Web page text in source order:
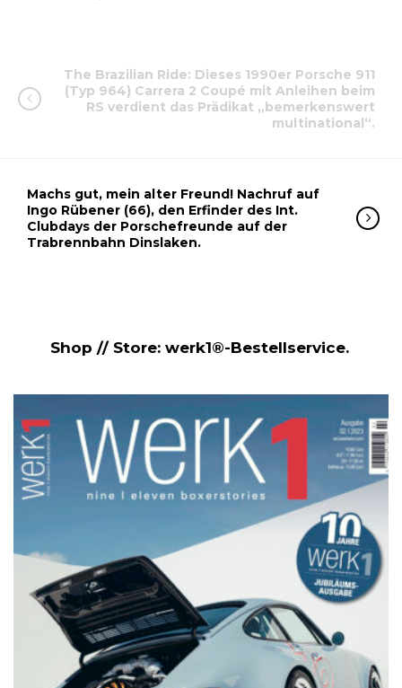
The Brazilian Ride: Dieses 1990er Porsche 911
(Typ 964) Carrera 2 Coupé mit Anleihen beim
RS verdient das Prädikat „bemerkenswert
multinational“.
Machs gut, mein alter Freund! Nachruf auf
Ingo Rübener (66), den Erfinder des Int.
Clubdays der Porschefreunde auf der
Trabrennbahn Dinslaken.
Shop // Store: werk1®-Bestellservice.
NETZWERKEINS GO! // ONLINE-STORE BY WERK1